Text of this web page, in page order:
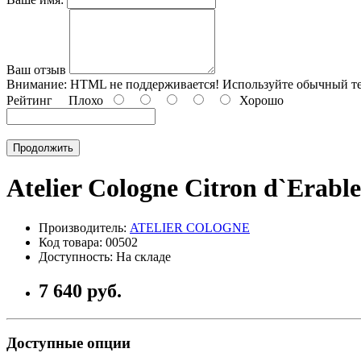
Ваш отзыв
Внимание: HTML не поддерживается! Используйте обычный
Рейтинг Плохо Хорошо
Продолжить
Atelier Cologne Citron d`Erable
Производитель: ATELIER COLOGNE
Код товара: 00502
Доступность: На складе
7 640 руб.
Доступные опции